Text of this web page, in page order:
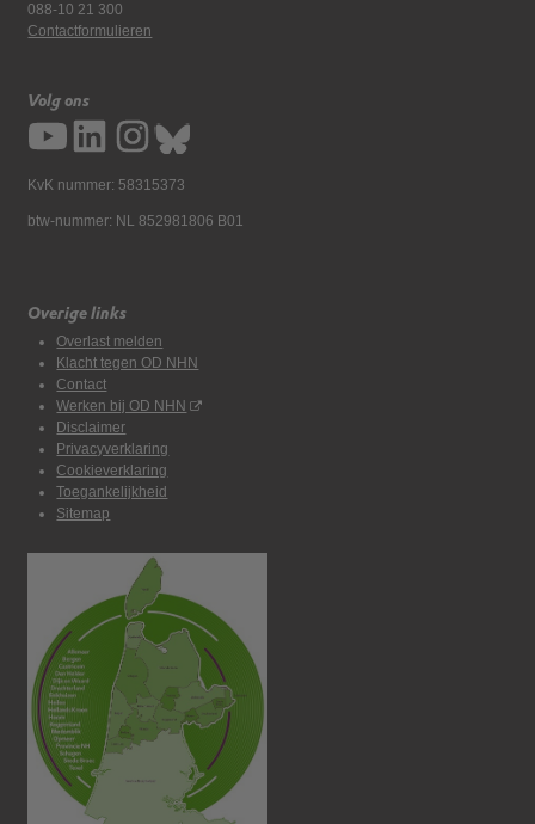
088-10 21 300
Contactformulieren
Volg ons
KvK nummer: 58315373
btw-nummer: NL 852981806 B01
Overige links
Overlast melden
Klacht tegen OD NHN
Contact
Werken bij OD NHN
Disclaimer
Privacyverklaring
Cookieverklaring
Toegankelijkheid
Sitemap